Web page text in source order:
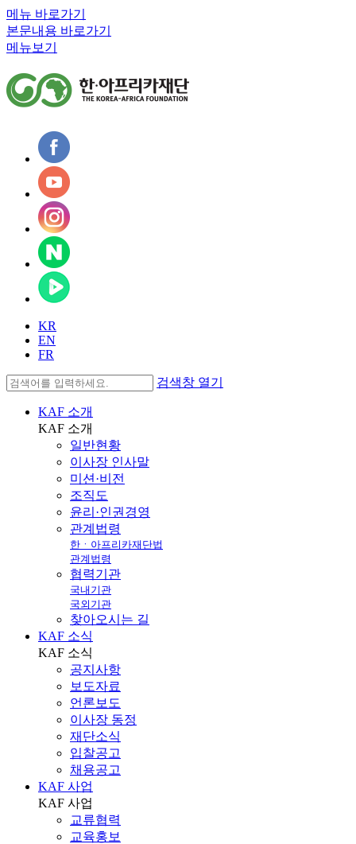
메뉴 바로가기
본문내용 바로가기
메뉴보기
KR
EN
FR
검색창 열기
KAF 소개
KAF 소개
일반현황
이사장 인사말
미션·비전
조직도
윤리·인권경영
관계법령
한ㆍ아프리카재단법
관계법령
협력기관
국내기관
국외기관
찾아오시는 길
KAF 소식
KAF 소식
공지사항
보도자료
언론보도
이사장 동정
재단소식
입찰공고
채용공고
KAF 사업
KAF 사업
교류협력
교육홍보